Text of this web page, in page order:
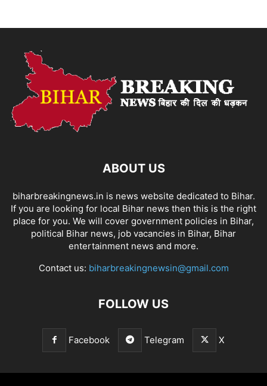
ABOUT US
biharbreakingnews.in is news website dedicated to Bihar.
If you are looking for local Bihar news then this is the right
place for you. We will cover government policies in Bihar,
political Bihar news, job vacancies in Bihar, Bihar
entertainment news and more.
Contact us: biharbreakingnewsin@gmail.com
FOLLOW US
Facebook Telegram X